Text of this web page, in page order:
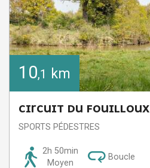
10,1 km
CIRCUIT DU FOUILLOUX
SPORTS PÉDESTRES
2h 50min
Moyen
Boucle